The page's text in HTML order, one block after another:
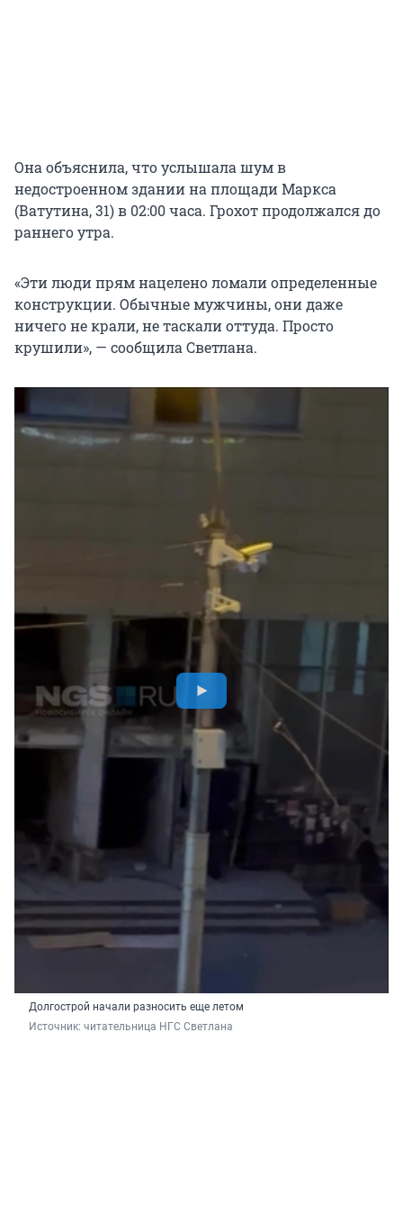
Она объяснила, что услышала шум в
недостроенном здании на площади Маркса
(Ватутина, 31) в 02:00 часа. Грохот продолжался до
раннего утра.
«Эти люди прям нацелено ломали определенные
конструкции. Обычные мужчины, они даже
ничего не крали, не таскали оттуда. Просто
крушили», — сообщила Светлана.
Долгострой начали разносить еще летом
Источник: читательница НГС Светлана